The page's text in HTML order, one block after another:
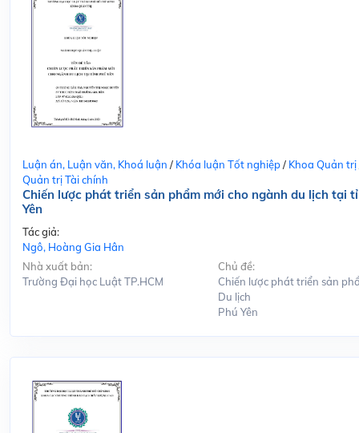
Luận án, Luận văn, Khoá luận / Khóa luận Tốt nghiệp/ Khoa Quản trị
Quản trị Tài chính
Chiến lược phát triển sản phẩm mới cho ngành du lịch tại
Yên
Tác giả:
Ngô, Hoàng Gia Hân
Nhà xuất bản:
Trường Đại học Luật TP.HCM
Chủ đề:
Chiến lược phát triển sản
Du lịch
Phú Yên